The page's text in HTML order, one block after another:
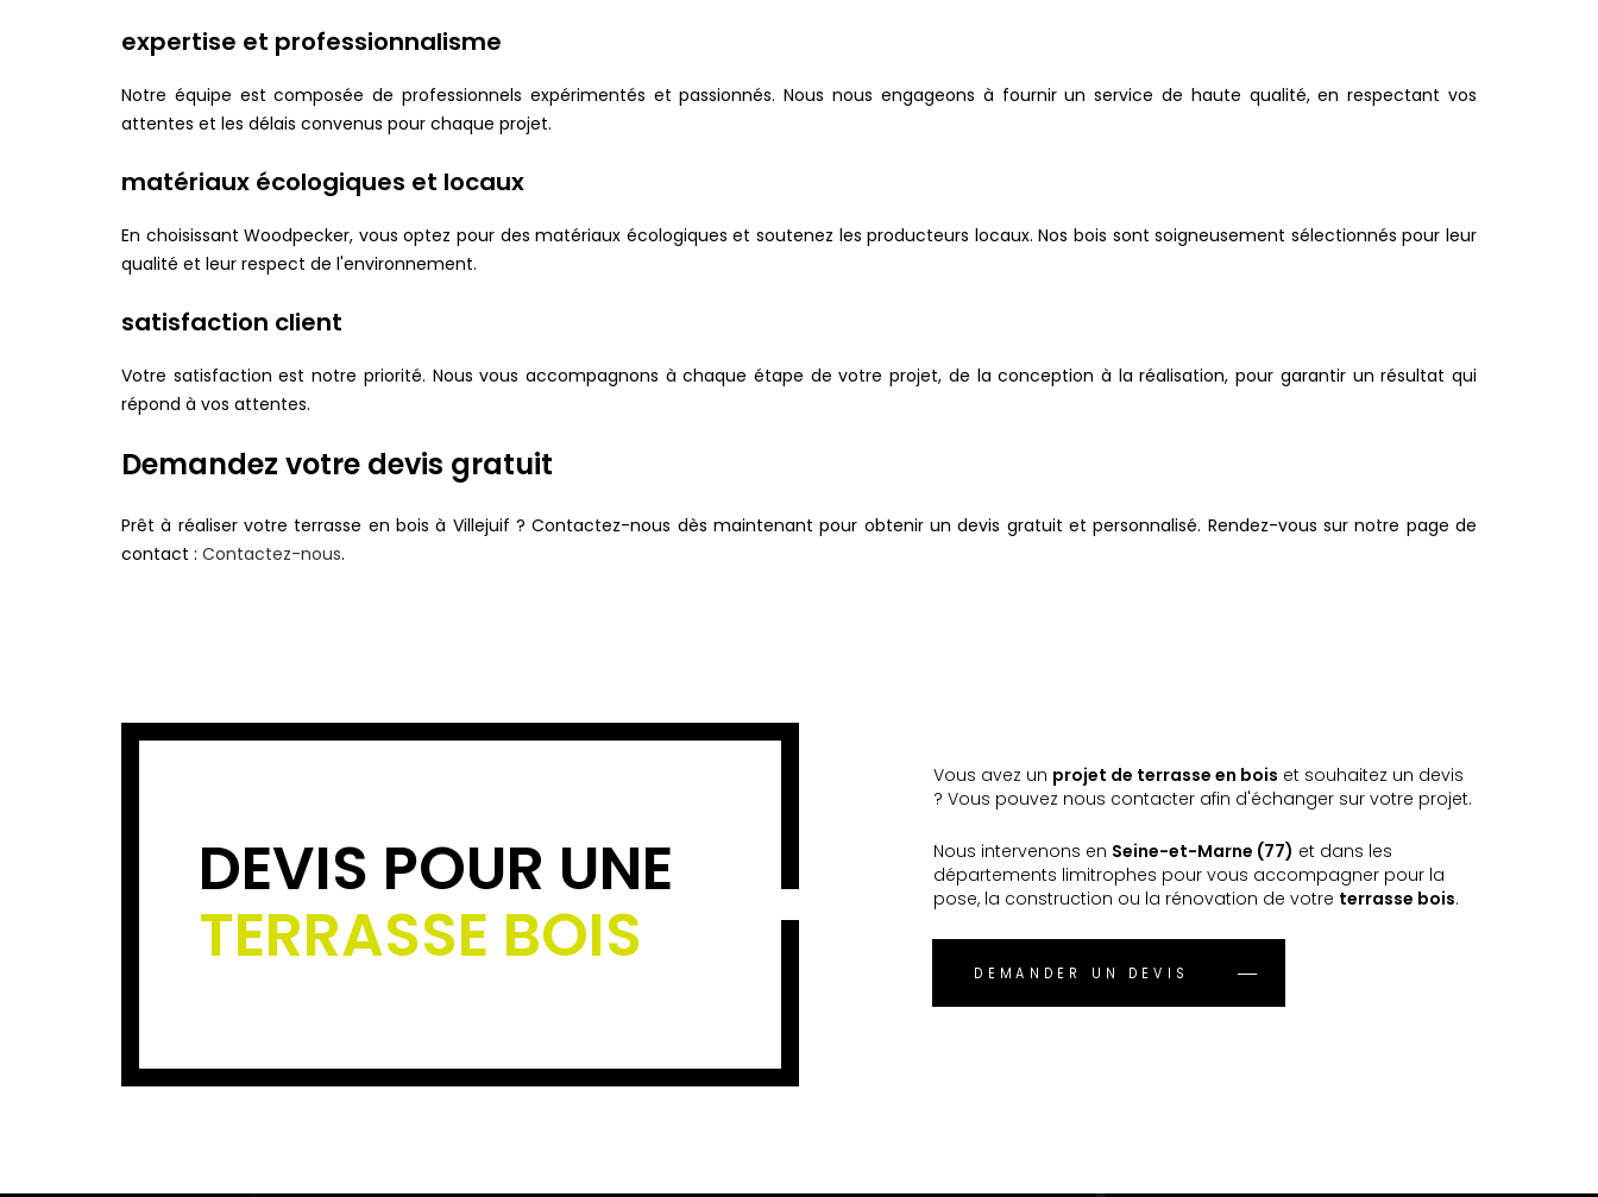
expertise et professionnalisme
Notre équipe est composée de professionnels expérimentés et passionnés. Nous nous engageons à fournir un service de haute qualité, en respectant vos
attentes et les délais convenus pour chaque projet.
matériaux écologiques et locaux
En choisissant Woodpecker, vous optez pour des matériaux écologiques et soutenez les producteurs locaux. Nos bois sont soigneusement sélectionnés pour leur
qualité et leur respect de l'environnement.
satisfaction client
Votre satisfaction est notre priorité. Nous vous accompagnons à chaque étape de votre projet, de la conception à la réalisation, pour garantir un résultat qui
répond à vos attentes.
Demandez votre devis gratuit
Prêt à réaliser votre terrasse en bois à Villejuif ? Contactez-nous dès maintenant pour obtenir un devis gratuit et personnalisé. Rendez-vous sur notre page de
contact : Contactez-nous.
DEVIS POUR UNE
TERRASSE BOIS
Vous avez un projet de terrasse en bois et souhaitez un devis
? Vous pouvez nous contacter afin d'échanger sur votre projet.
Nous intervenons en Seine-et-Marne (77) et dans les
départements limitrophes pour vous accompagner pour la
pose, la construction ou la rénovation de votre terrasse bois.
DEMANDER UN DEVIS